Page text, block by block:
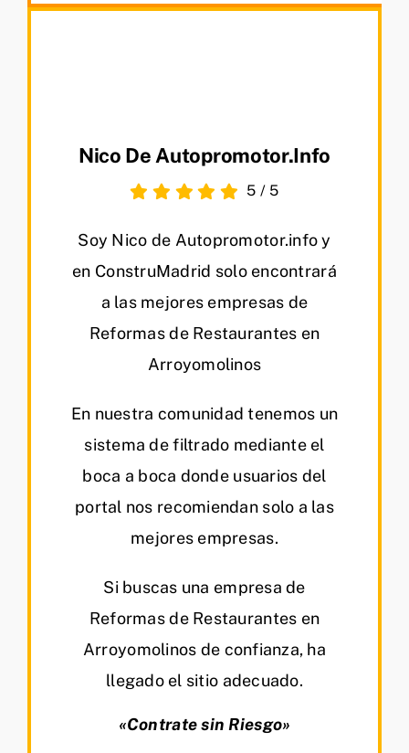
Nico De Autopromotor.info
5 / 5
Soy Nico de Autopromotor.info y
en ConstruMadrid solo encontrará
a las mejores empresas de
Reformas de Restaurantes en
Arroyomolinos
En nuestra comunidad tenemos un
sistema de filtrado mediante el
boca a boca donde usuarios del
portal nos recomiendan solo a las
mejores empresas.
Si buscas una empresa de
Reformas de Restaurantes en
Arroyomolinos de confianza, ha
llegado el sitio adecuado.
«Contrate sin Riesgo»